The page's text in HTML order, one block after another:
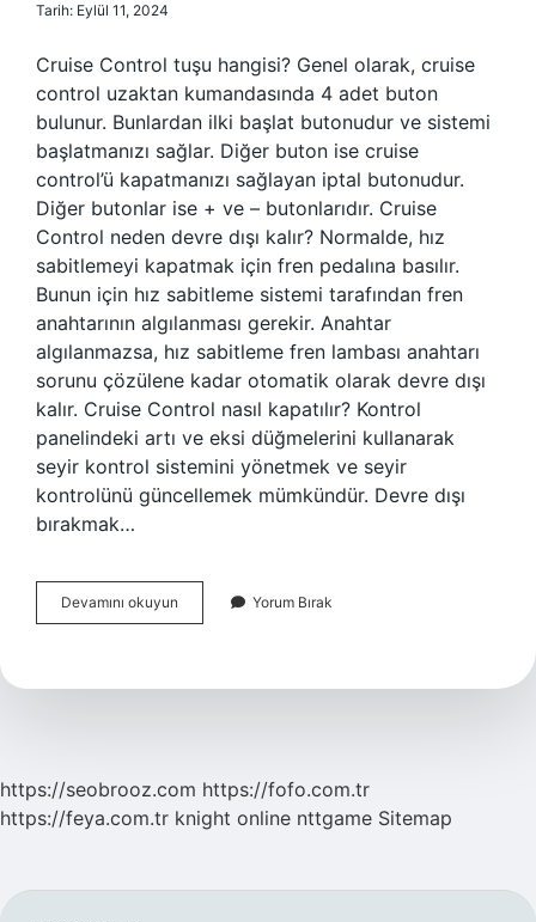
Tarih: Eylül 11, 2024
Cruise Control tuşu hangisi? Genel olarak, cruise
control uzaktan kumandasında 4 adet buton
bulunur. Bunlardan ilki başlat butonudur ve sistemi
başlatmanızı sağlar. Diğer buton ise cruise
control’ü kapatmanızı sağlayan iptal butonudur.
Diğer butonlar ise + ve – butonlarıdır. Cruise
Control neden devre dışı kalır? Normalde, hız
sabitlemeyi kapatmak için fren pedalına basılır.
Bunun için hız sabitleme sistemi tarafından fren
anahtarının algılanması gerekir. Anahtar
algılanmazsa, hız sabitleme fren lambası anahtarı
sorunu çözülene kadar otomatik olarak devre dışı
kalır. Cruise Control nasıl kapatılır? Kontrol
panelindeki artı ve eksi düğmelerini kullanarak
seyir kontrol sistemini yönetmek ve seyir
kontrolünü güncellemek mümkündür. Devre dışı
bırakmak…
Devamını okuyun
Control
Edilir
Yorum Bırak
https://seobrooz.com https://fofo.com.tr
https://feya.com.tr knight online nttgame Sitemap